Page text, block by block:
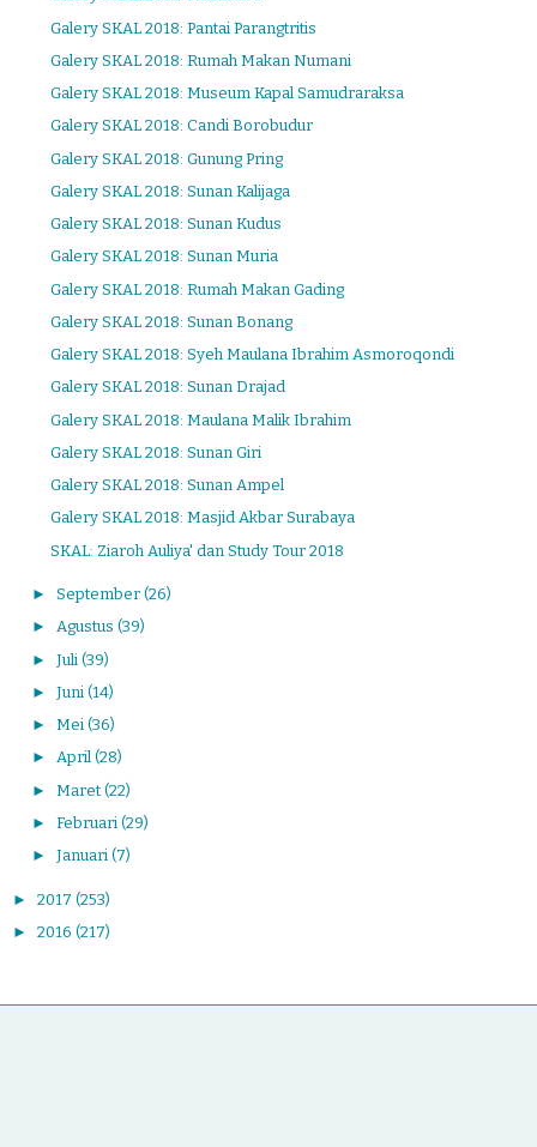
Galery SKAL 2018: Pantai Parangtritis
Galery SKAL 2018: Rumah Makan Numani
Galery SKAL 2018: Museum Kapal Samudraraksa
Galery SKAL 2018: Candi Borobudur
Galery SKAL 2018: Gunung Pring
Galery SKAL 2018: Sunan Kalijaga
Galery SKAL 2018: Sunan Kudus
Galery SKAL 2018: Sunan Muria
Galery SKAL 2018: Rumah Makan Gading
Galery SKAL 2018: Sunan Bonang
Galery SKAL 2018: Syeh Maulana Ibrahim Asmoroqondi
Galery SKAL 2018: Sunan Drajad
Galery SKAL 2018: Maulana Malik Ibrahim
Galery SKAL 2018: Sunan Giri
Galery SKAL 2018: Sunan Ampel
Galery SKAL 2018: Masjid Akbar Surabaya
SKAL: Ziaroh Auliya' dan Study Tour 2018
► September (26)
► Agustus (39)
► Juli (39)
► Juni (14)
► Mei (36)
► April (28)
► Maret (22)
► Februari (29)
► Januari (7)
► 2017 (253)
► 2016 (217)